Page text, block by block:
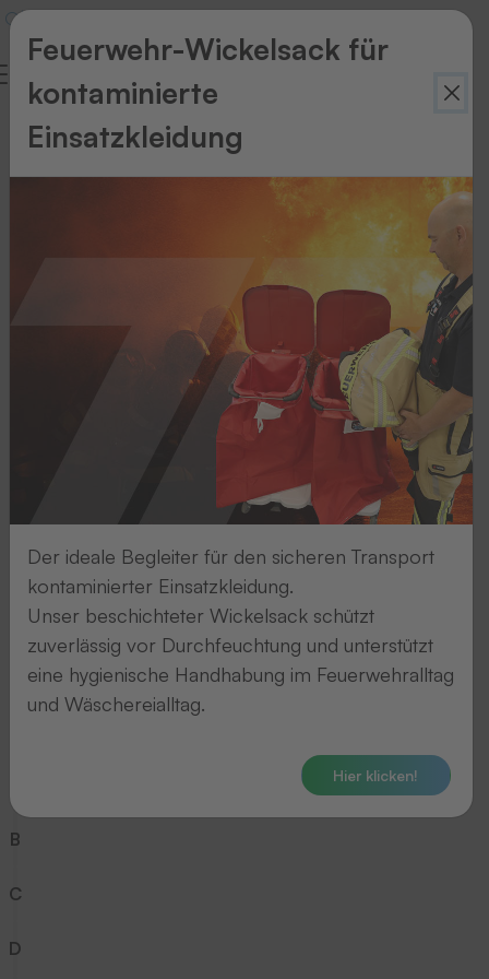
Glossar
THERMOTEX
B
C
D
Feuerwehr-Wickelsack für
kontaminierte
Einsatzkleidung
Der ideale Begleiter für den sicheren Transport
kontaminierter Einsatzkleidung.
Unser beschichteter Wickelsack schützt
zuverlässig vor Durchfeuchtung und unterstützt
eine hygienische Handhabung im Feuerwehralltag
und Wäschereialltag.
Hier klicken!